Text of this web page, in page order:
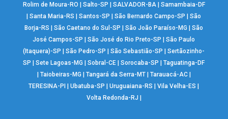
Rolim de Moura-RO
Salto-SP SALVADOR-BA| Samambaia-DF
|Santa Maria-RS |Santos-SP |São Bernardo Campo-SP |São
Borja-RS
|São Caetano do Sul-SP |São João Paraíso-MG |São
José Campos-SP
|São José do Rio Preto-SP |São Paulo
(Itaquera)-SP
|São Pedro-SP |São Sebastião-SP |Sertãozinho-
SP
|Sete Lagoas-MG |Sobral-CE |Sorocaba-SP |Taguatinga-DF
Taiobeiras-MG Tangará da Serra-MT| Tarauacá-AC|
TERESINA-PI
|Ubatuba-SP |Uruguaiana-RS |Vila Velha-ES
Volta Redonda-RJ